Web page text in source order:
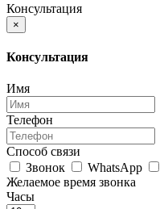
Консультация
×
Консультация
Имя
Телефон
Способ связи
Звонок
WhatsApp
Желаемое время звонка
Часы